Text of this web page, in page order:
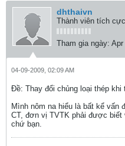
dhthaivn
Thành viên tích cực
Tham gia ngày: Apr
04-09-2009, 02:09 AM
Ðề: Thay đổi chủng loại thép khi
Mình nôm na hiểu là bất kể vấn
CT, đơn vị TVTK phải được biết
chứ bạn.